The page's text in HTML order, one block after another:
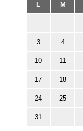
L M
3 4
10 11
17 18
24 25
31